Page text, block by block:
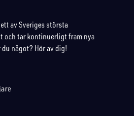
av Sveriges största
och tar kontinuerligt fram nya
du något? Hör av dig!